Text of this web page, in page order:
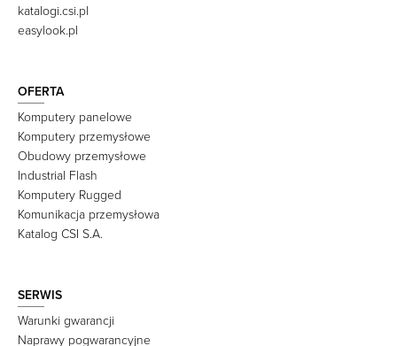
katalogi.csi.pl
easylook.pl
OFERTA
Komputery panelowe
Komputery przemysłowe
Obudowy przemysłowe
Industrial Flash
Komputery Rugged
Komunikacja przemysłowa
Katalog CSI S.A.
SERWIS
Warunki gwarancji
Naprawy pogwarancyjne